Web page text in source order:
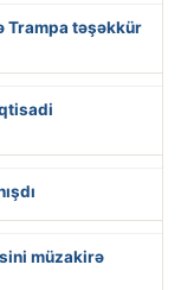
Trampa təşəkkür
müzakirə